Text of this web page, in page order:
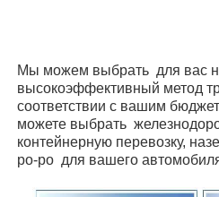
Мы можем выбрать для вас
высокоэффективный метод
соответствии с вашим
можете выбрать
контейнерную перевозку,
ро-ро для вашего